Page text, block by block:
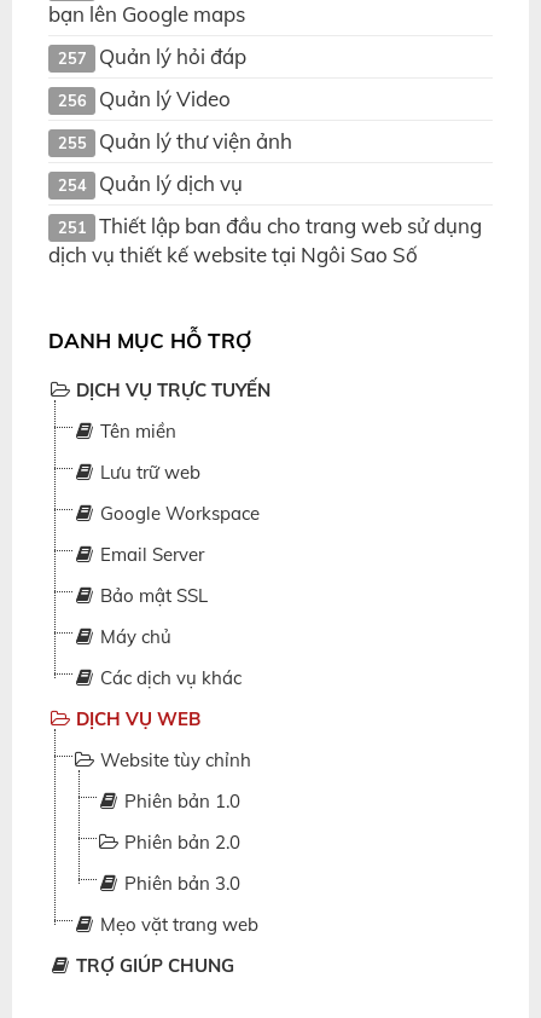
bạn lên Google maps
257 Quản lý hỏi đáp
256 Quản lý Video
255 Quản lý thư viện ảnh
254 Quản lý dịch vụ
251
Thiết lập ban đầu cho trang web sử dụng
dịch vụ thiết kế website tại Ngôi Sao Số
DANH MỤC HỖ TRỢ
DỊCH VỤ TRỰC TUYẾN
Tên miền
Lưu trữ web
Google Workspace
Email Server
Bảo mật SSL
Máy chủ
Các dịch vụ khác
DỊCH VỤ WEB
Website tùy chỉnh
Phiên bản 1.0
Phiên bản 2.0
Phiên bản 3.0
Mẹo vặt trang web
TRỢ GIÚP CHUNG